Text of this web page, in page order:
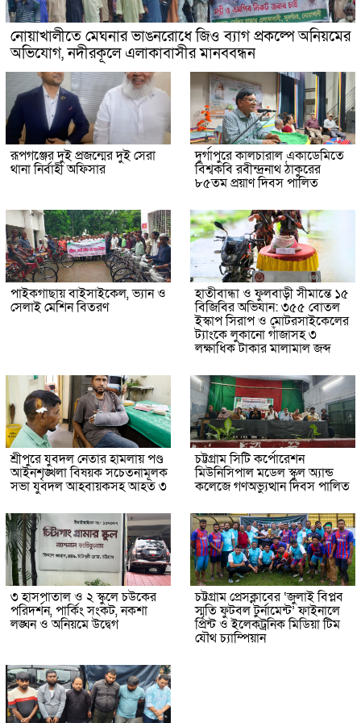
নোয়াখালীতে মেঘনার ভাঙনরোধে জিও ব্যাগ প্রকল্পে অনিয়মের
অভিযোগ, নদীরকূলে এলাকাবাসীর মানববন্ধন
রূপগঞ্জের দুই প্রজন্মের দুই সেরা
থানা নির্বাহী অফিসার
দুর্গাপুরে কালচারাল একাডেমিতে
বিশ্বকবি রবীন্দ্রনাথ ঠাকুরের
৮৫তম প্রয়াণ দিবস পালিত
পাইকগাছায় বাইসাইকেল, ভ্যান ও
সেলাই মেশিন বিতরণ
হাতীবান্ধা ও ফুলবাড়ী সীমান্তে ১৫
বিজিবির অভিযান: ৩৫৫ বোতল
ইস্কাপ সিরাপ ও মোটরসাইকেলের
ট্যাংকে লুকানো গাঁজাসহ ৩
লক্ষাধিক টাকার মালামাল জব্দ
শ্রীপুরে যুবদল নেতার হামলায় পণ্ড
আইনশৃঙ্খলা বিষয়ক সচেতনামূলক
সভা যুবদল আহবায়কসহ আহত ৩
চট্টগ্রাম সিটি কর্পোরেশন
মিউনিসিপাল মডেল স্কুল অ্যান্ড
কলেজে গণঅভ্যুত্থান দিবস পালিত
৩ হাসপাতাল ও ২ স্কুলে চউকের
পরিদর্শন, পার্কিং সংকট, নকশা
লঙ্ঘন ও অনিয়মে উদ্বেগ
চট্টগ্রাম প্রেসক্লাবের ‘জুলাই বিপ্লব
স্মৃতি ফুটবল টুর্নামেন্ট’ ফাইনালে
প্রিন্ট ও ইলেকট্রনিক মিডিয়া টিম
যৌথ চ্যাম্পিয়ান